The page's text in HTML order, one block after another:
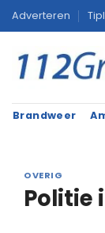
Ga
naar
inhoud
Adverteren
Brandweer
OVERIG
Politie